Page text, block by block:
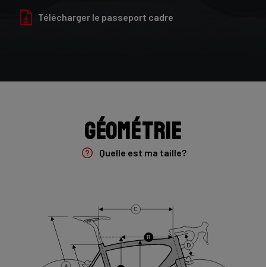
Finition
Glossy
Shimano 105 DI2 , 2x12s
Pédalier
Shimano 105 , 172,5 , 50/34
Télécharger le passeport cadre
Géométrie
Quelle est ma taille?
D
R
C